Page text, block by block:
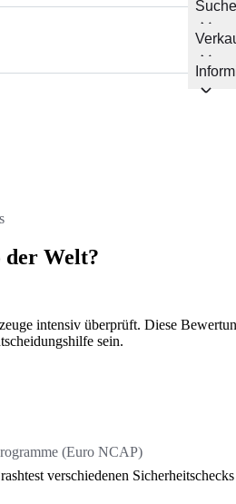
der Welt?
intensiv überprüft. Diese
sein.
(Euro NCAP)
verschiedenen